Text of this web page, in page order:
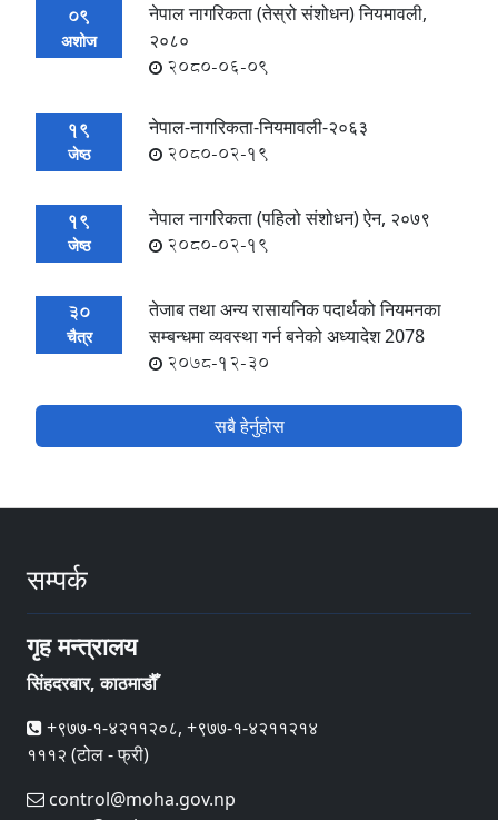
09
अशोज
नेपाल नागरिकता (तेस्रो संशोधन) नियमावली,
२०८०
2080-06-09
19
जेष्ठ
नेपाल-नागरिकता-नियमावली-२०६३
2080-02-19
19
जेष्ठ
नेपाल नागरिकता (पहिलो संशोधन) ऐन, २०७९
2080-02-19
30
चैत्र
तेजाब तथा अन्य रासायनिक पदार्थको नियमनका
सम्बन्धमा व्यवस्था गर्न बनेको अध्यादेश 2078
2078-12-30
सबै हेर्नुहोस
सम्पर्क
गृह मन्त्रालय
सिंहदरबार, काठमाडौँ
+९७७-१-४२११२०८, +९७७-१-४२११२१४
१११२ (टोल - फ्री)
control@moha.gov.np